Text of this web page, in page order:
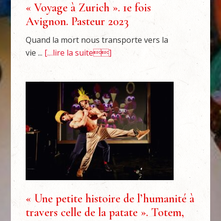
« Voyage à Zurich ». 1e fois
Avignon. Pasteur 2023
Quand la mort nous transporte vers la
vie ... […lire la suite]
« Une petite histoire de l’humanité à
travers celle de la patate ». Totem,